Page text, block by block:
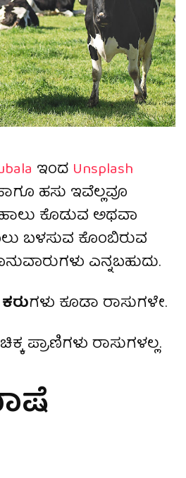
ಇಂದ Unsplash
ಹಸು ಇವೆಲ್ಲವೂ
ಹಾಲು ಕೊಡುವ ಅಥವಾ
ಬಳಸುವ ಕೊಂಬಿರುವ
ಎನ್ನಬಹುದು.
ಕರುಗಳು ಕೂಡಾ ರಾಸುಗಳೇ.
ಪ್ರಾಣಿಗಳು ರಾಸುಗಳಲ್ಲ.